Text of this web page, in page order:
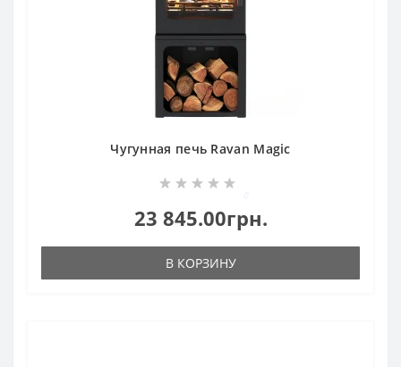
Чугунная печь Ravan Magic
23 845.00грн.
В КОРЗИНУ